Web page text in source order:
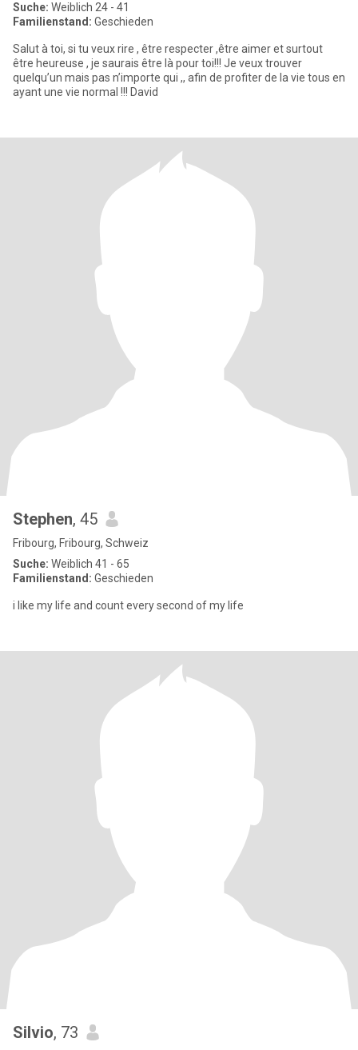
Suche: Weiblich 24 - 41
Familienstand: Geschieden
Salut à toi, si tu veux rire , être respecter ,être aimer et surtout
être heureuse , je saurais être là pour toi!!! Je veux trouver
quelqu’un mais pas n’importe qui ,, afin de profiter de la vie tous en
ayant une vie normal !!! David
Stephen, 45
Fribourg, Fribourg, Schweiz
Suche: Weiblich 41 - 65
Familienstand: Geschieden
i like my life and count every second of my life
Silvio, 73